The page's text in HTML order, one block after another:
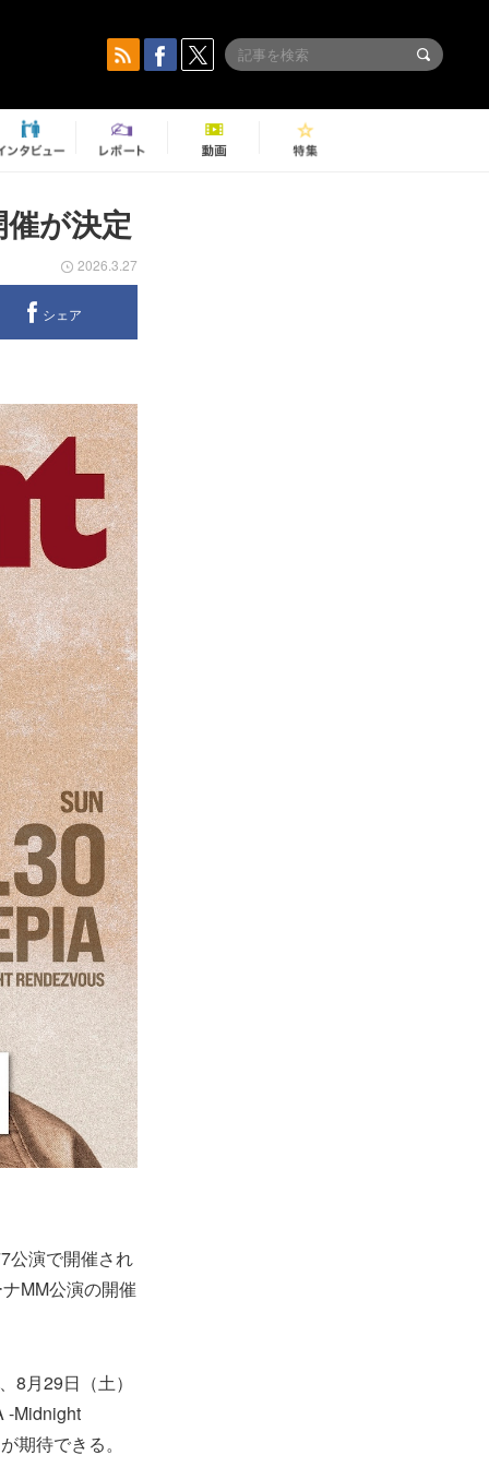
が決定
2026.3.27
シェア
公演で開催され
MM公演の開催
8月29日（土）
-Midnight
期待できる。